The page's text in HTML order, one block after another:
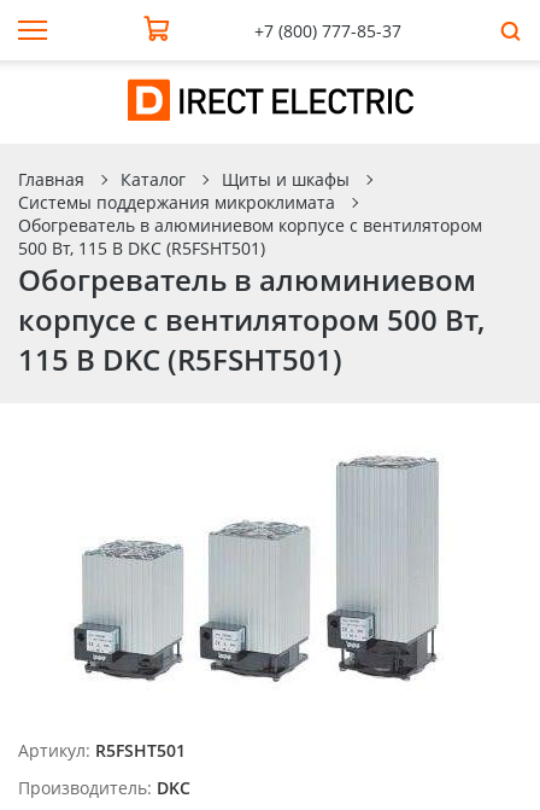
+7 (800) 777-85-37
Главная Каталог
Щиты и шкафы
Системы поддержания микроклимата
Обогреватель в алюминиевом корпусе с вентилятором
500 Вт, 115 В DKC (R5FSHT501)
Обогреватель в алюминиевом
корпусе с вентилятором 500 Вт,
115 В DKC (R5FSHT501)
Артикул: R5FSHT501
Производитель: DKC